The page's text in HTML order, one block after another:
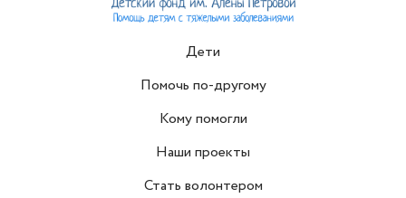
Дети
Помочь по-другому
Кому помогли
Наши проекты
Стать волонтером